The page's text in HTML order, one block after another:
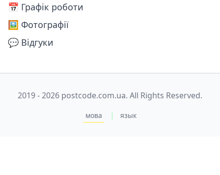
📅️ Графік роботи
🖼️ Фотографії
💬 Відгуки
2019 - 2026 postcode.com.ua. All Rights Reserved.
мова | язык